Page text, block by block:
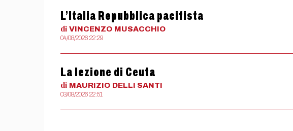
L’Italia Repubblica pacifista
di VINCENZO MUSACCHIO
04/08/2026 22:29
La lezione di Ceuta
di MAURIZIO DELLI SANTI
03/08/2026 22:51